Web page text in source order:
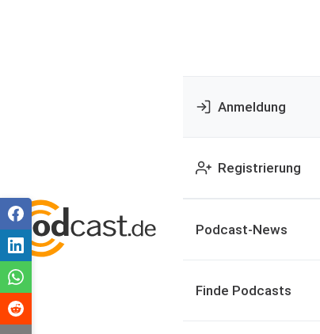
Anmeldung
Registrierung
Podcast-News
Finde Podcasts